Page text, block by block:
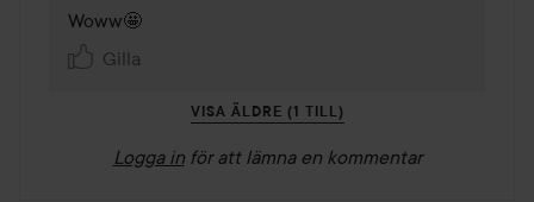
Woww🤩
Gilla
VISA ÄLDRE (1 TILL)
Logga in för att lämna en kommentar